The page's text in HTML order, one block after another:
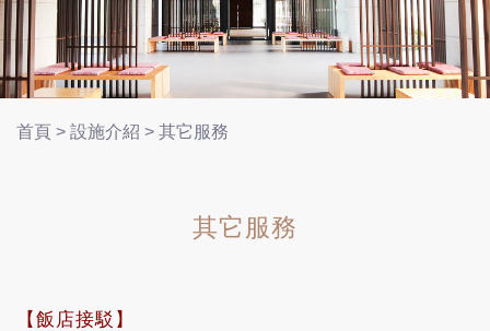
首頁 > 設施介紹 > 其它服務
其它服務
【飯店接駁】